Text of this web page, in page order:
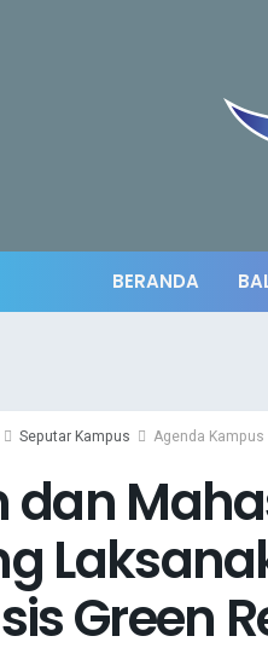
BERANDA
Seputar Kampus Agenda Kampus
dan
Green